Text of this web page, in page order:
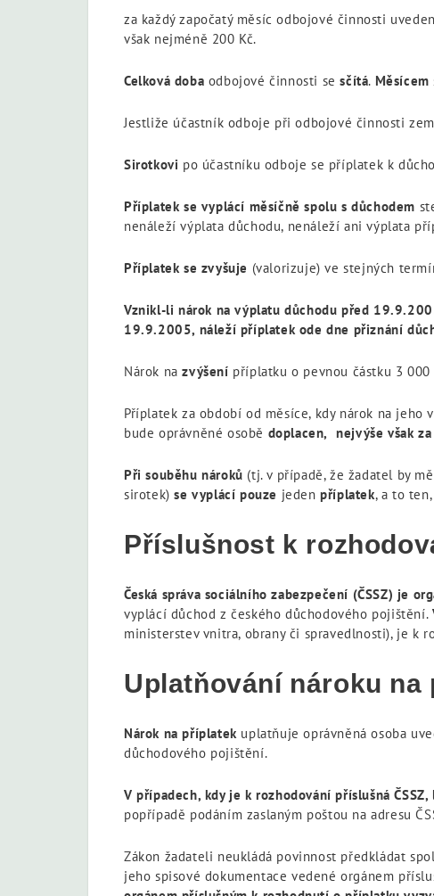
za každý započatý měsíc odbojové činnosti
však nejméně 200 Kč.
Celková doba odbojové činnosti sesčítá. Měsícem
Jestliže účastník odboje při odbojové činnosti
Sirotkovi po účastníku odboje se příplatek k
Příplatek se vyplácí měsíčně spolu s důchodem
nenáleží výplata důchodu, nenáleží ani výplata
Příplatek se zvyšuje (valorizuje) ve stejných
Vznikl-li nárok na výplatu důchodu před
19.9.2005, náleží příplatek ode dne přiznání
Nárok nazvýšení příplatku o pevnou částku 3 000
Příplatek za období od měsíce, kdy nárok na
bude oprávněné osobě doplacen, nejvýše však
Při souběhu nároků (tj. v případě, že žadatel by
sirotek)se vyplácí pouze jedenpříplatek, a to ten,
Příslušnost k
Česká správa sociálního zabezpečení (ČSSZ) je
vyplácí důchod z českého důchodového pojištění.
ministerstev vnitra, obrany či spravedlnosti), je
Uplatňování nároku
Nárok na příplatekuplatňuje oprávněná osoba
důchodového pojištění.
V případech, kdy je k rozhodování příslušná
popřípadě podáním zaslaným poštou na adresu
Zákon žadateli neukládá povinnost předkládat
jeho spisové dokumentace vedené orgánem